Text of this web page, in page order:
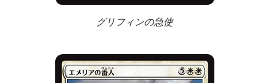
グリフィンの急使